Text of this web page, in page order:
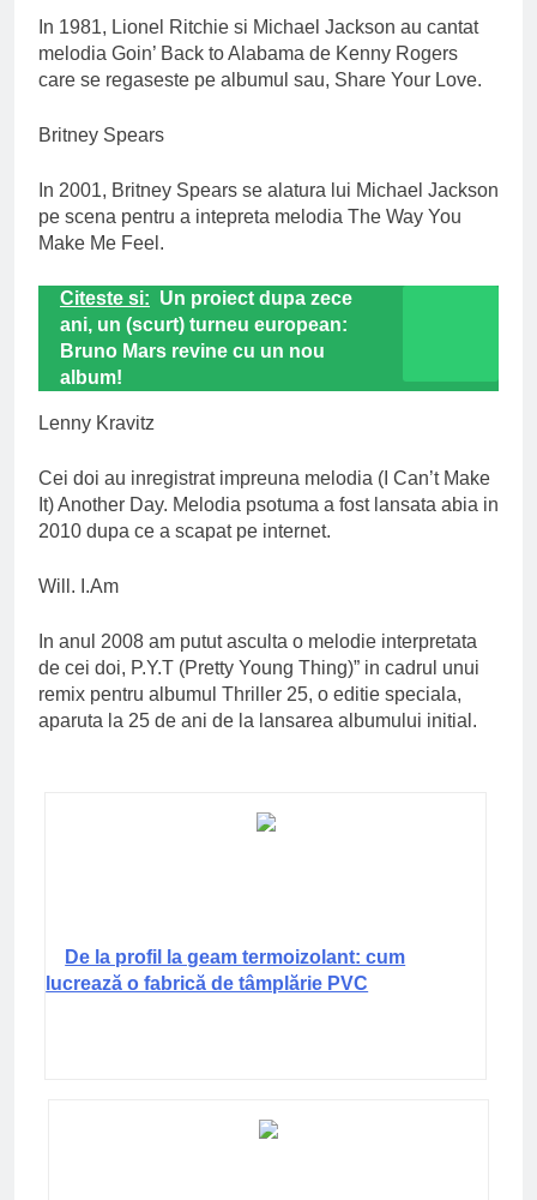
In 1981, Lionel Ritchie si Michael Jackson au cantat
melodia Goin’ Back to Alabama de Kenny Rogers
care se regaseste pe albumul sau, Share Your Love.
Britney Spears
In 2001, Britney Spears se alatura lui Michael Jackson
pe scena pentru a intepreta melodia The Way You
Make Me Feel.
Citeste si: Un proiect dupa zece
ani, un (scurt) turneu european:
Bruno Mars revine cu un nou
album!
Lenny Kravitz
Cei doi au inregistrat impreuna melodia (I Can’t Make
It) Another Day. Melodia psotuma a fost lansata abia in
2010 dupa ce a scapat pe internet.
Will. I.Am
In anul 2008 am putut asculta o melodie interpretata
de cei doi, P.Y.T (Pretty Young Thing)” in cadrul unui
remix pentru albumul Thriller 25, o editie speciala,
aparuta la 25 de ani de la lansarea albumului initial.
De la profil la geam termoizolant: cum
lucrează o fabrică de tâmplărie PVC